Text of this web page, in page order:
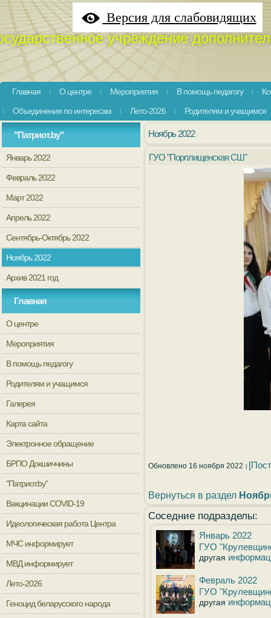
Версия для слабовидящих
учреждение
Главная О центре Мероприятия В помощь педагогу
Объединения по интересам
Лето-2026 Родителям и учащимся
"Патриот.by"
Январь 2022
Февраль 2022
Март 2022
Апрель 2022
Сентябрь-Октябрь 2022
Ноябрь 2022
Архив 2021 год
Главная
О центре
Мероприятия
В помощь педагогу
Родителям и учащимся
Галерея
Карта сайта
Электронное обращение
БРПО Докшиччины
"Патриот.by"
Вакцинации COVID-19
Идеологическая работа Центра
МЧС информирует
МВД информирует
Лето-2026
Геноцид беларусского народа
Ноябрь 2022
ГУО "Порплищенская СШ"
Обновлено 16 ноября 2022
Вернуться в раздел
Соседние подразделы:
Январь 2022
ГУО
другая
Февраль 2022
ГУО
другая